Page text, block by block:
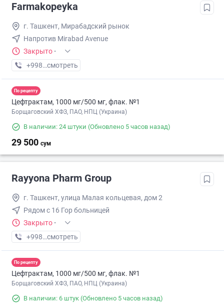
Farmakopeyka
г. Ташкент, Мирабадский рынок
Напротив Mirabad Avenue
Закрыто ·
+998 (55) XXX-XX-XX
смотреть
По рецепту
Цефтрактам, 1000 мг/500 мг, флак. №1
Борщаговский ХФЗ, ПАО, НПЦ (Украина)
В наличии: 24 штуки (Обновлено 5 часов назад)
29 500 сум
Rayyona Pharm Group
г. Ташкент, улица Малая кольцевая, дом 2
Рядом с 16 Гор больницей
Закрыто ·
+998 (94) XXX-XX-XX
смотреть
По рецепту
Цефтрактам, 1000 мг/500 мг, флак. №1
Борщаговский ХФЗ, ПАО, НПЦ (Украина)
В наличии: 6 штук (Обновлено 5 часов назад)